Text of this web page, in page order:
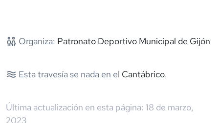
Organiza: Patronato Deportivo Municipal de Gijón
Esta travesía se nada en el Cantábrico.
Última actualización en esta página: 18 de marzo,
2023